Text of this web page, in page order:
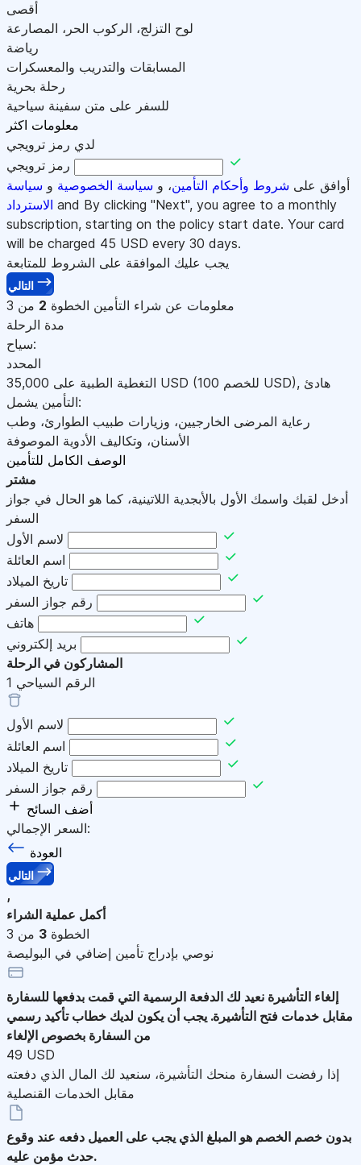
أقصى
لوح التزلج، الركوب الحر، المصارعة
رياضة
المسابقات والتدريب والمعسكرات
رحلة بحرية
للسفر على متن سفينة سياحية
معلومات اكثر
لدي رمز ترويجي
رمز ترويجي
أوافق على شروط وأحكام التأمين، و سياسة الخصوصية و سياسة
الاسترداد and By clicking "Next", you agree to a monthly
subscription, starting on the policy start date. Your card
will be charged 45 USD every 30 days.
يجب عليك الموافقة على الشروط للمتابعة
التالي
معلومات عن شراء التأمين الخطوة 2 من 3
مدة الرحلة
سياح:
المحدد
التغطية الطبية على 35,000 USD USD), هادئ
التأمين يشمل:
رعاية المرضى الخارجيين، وزيارات طبيب الطوارئ، وطب
الأسنان، وتكاليف الأدوية الموصوفة
الوصف الكامل للتأمين
مشتر
أدخل لقبك واسمك الأول بالأبجدية اللاتينية، كما هو الحال في جواز
السفر
لاسم الأول
اسم العائلة
تاريخ الميلاد
رقم جواز السفر
هاتف
بريد إلكتروني
المشاركون في الرحلة
الرقم السياحي 1
لاسم الأول
اسم العائلة
تاريخ الميلاد
رقم جواز السفر
أضف السائح
السعر الإجمالي:
العودة
التالي
,
أكمل عملية الشراء
الخطوة 3 من 3
نوصي بإدراج تأمين إضافي في البوليصة
إلغاء التأشيرة نعيد لك الدفعة الرسمية التي قمت بدفعها للسفارة
مقابل خدمات فتح التأشيرة. يجب أن يكون لديك خطاب تأكيد رسمي
من السفارة بخصوص الإلغاء
49 USD
إذا رفضت السفارة منحك التأشيرة، سنعيد لك المال الذي دفعته
مقابل الخدمات القنصلية
بدون خصم الخصم هو المبلغ الذي يجب على العميل دفعه عند وقوع
حدث مؤمن عليه.